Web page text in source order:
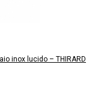
inox lucido – THIRARD